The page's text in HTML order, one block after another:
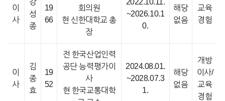
이
사
강
성
종
19
66
회의원
현 신한대학교 총
장
2022.10.11.
~2026.10.1
0.
해당
없음
교육
경험
이
사
김
종
효
19
52
전 한국산업인력
공단 능력평가이
사
현 한국교통대학
2024.08.01.
~2028.07.3
1.
해당
없음
개방
이사/
교육
경험